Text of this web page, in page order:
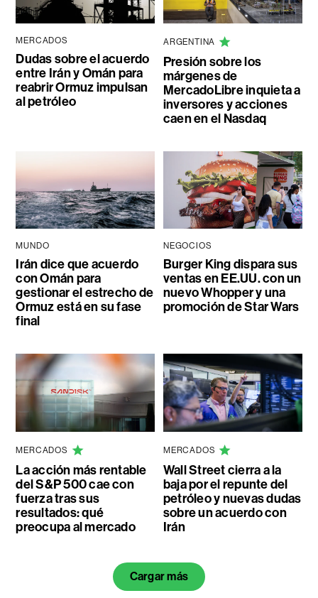
MERCADOS
Dudas sobre el acuerdo
entre Irán y Omán para
reabrir Ormuz impulsan
al petróleo
ARGENTINA
Presión sobre los
márgenes de
MercadoLibre inquieta a
inversores y acciones
caen en el Nasdaq
MUNDO
Irán dice que acuerdo
con Omán para
gestionar el estrecho de
Ormuz está en su fase
final
NEGOCIOS
Burger King dispara sus
ventas en EE.UU. con un
nuevo Whopper y una
promoción de Star Wars
MERCADOS
La acción más rentable
del S&P 500 cae con
fuerza tras sus
resultados: qué
preocupa al mercado
MERCADOS
Wall Street cierra a la
baja por el repunte del
petróleo y nuevas dudas
sobre un acuerdo con
Irán
Cargar más